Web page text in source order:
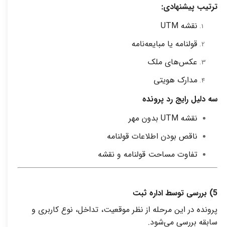
ترتیب پیشنهادی:
نقشه
قولنامه یا مبایعه‌نامه
عکس‌های ملک
مدارک هویتی
سه دلیل رایج رد پرونده
نقشه
بدون مهر
ناقص بودن اطلاعات قولنامه
تفاوت مساحت قولنامه و نقشه
5) بررسی توسط اداره ثبت
پرونده در این مرحله از نظر موقعیت، تداخل، نوع کاربری و
سابقه بررسی می‌شود.